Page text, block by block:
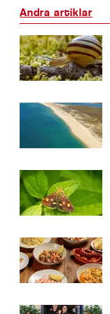
Andra artiklar